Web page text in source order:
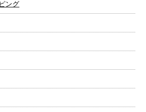
ング